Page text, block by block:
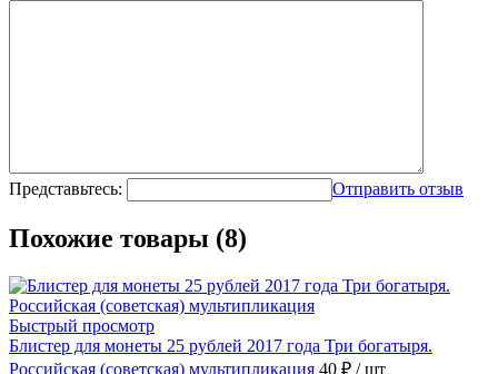
Представьтесь: Отправить отзыв
Похожие товары (8)
Быстрый просмотр
Блистер для монеты 25 рублей 2017 года Три богатыря.
Российская (советская) мультипликация 40 ₽ / шт